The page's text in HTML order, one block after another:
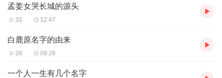
孟姜女哭长城的源头
32 12:47
白鹿原名字的由来
26 09:28
一个人一生有几个名字